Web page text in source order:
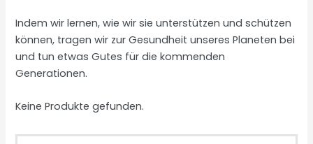
Indem wir lernen, wie wir sie unterstützen und schützen
können, tragen wir zur Gesundheit unseres Planeten bei
und tun etwas Gutes für die kommenden
Generationen.
Keine Produkte gefunden.